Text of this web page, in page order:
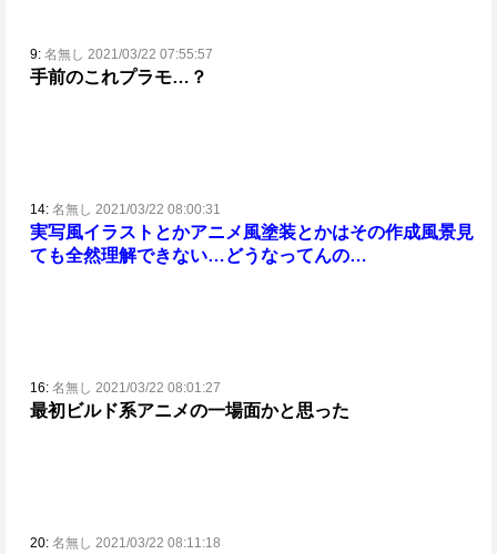
9: 名無し 2021/03/22 07:55:57
手前のこれプラモ…？
14: 名無し 2021/03/22 08:00:31
実写風イラストとかアニメ風塗装とかはその作成風景見
ても全然理解できない…どうなってんの…
16: 名無し 2021/03/22 08:01:27
最初ビルド系アニメの一場面かと思った
20: 名無し 2021/03/22 08:11:18